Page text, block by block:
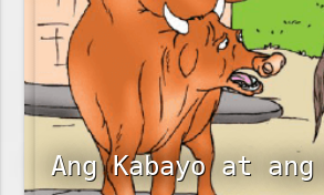
Ang Kabayo at ang